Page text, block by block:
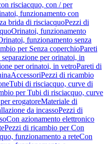
risciacquo, con / per
funzionamento con
brida di risciacquoPezzi di
Orinatoi, funzionamento
funzionamento senza
per Senza coperchioPareti
per orinatoi, in
per orinatoi, in vetroPareti di
AccessoriPezzi di ricambio
Tubi di risciacquo, curve di
per Tubi di risciacquo, curve
erogatoreMateriale di
da incassoPezzi di
Con azionamento elettronico
Pezzi di ricambio per Con
funzionamento a reteCon